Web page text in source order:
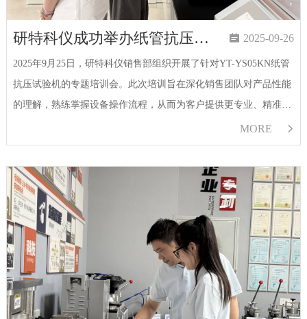
研特科仪成功举办纸管抗压试验机专项培训会  2025-09-26
2025年9月25日，研特科仪销售部组织开展了针对YT-YS05KN纸管
抗压试验机的专题培训会。此次培训旨在深化销售团队对产品性能
的理解，熟练掌握设备操作流程，从而为客户提供更专业、精准的
于各类工业纸管、化纤…
MORE 